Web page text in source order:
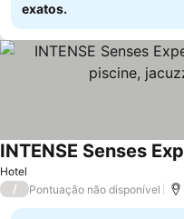
exatos.
Hotel
Ver preços
/ Pontuação não disponível